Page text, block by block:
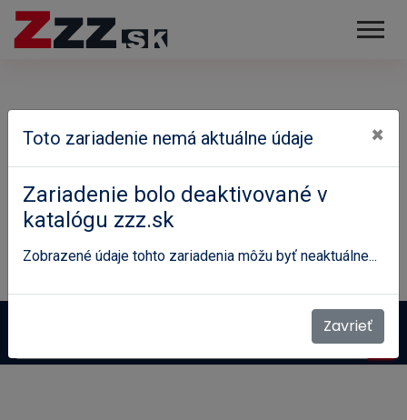
Psychosomatická medicína
Toto zariadenie nemá aktuálne údaje ×
Zariadenie bolo deaktivované v
katalógu zzz.sk
Zobrazené údaje tohto zariadenia môžu byť neaktuálne...
Zavrieť